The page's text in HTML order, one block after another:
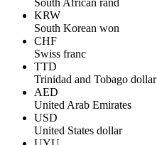
South African rand
KRW
South Korean won
CHF
Swiss franc
TTD
Trinidad and Tobago dollar
AED
United Arab Emirates
USD
United States dollar